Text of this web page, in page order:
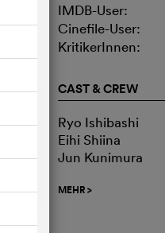
o
IMDB-User:
Cinefile-User:
KritikerInnen:
CAST & CREW
Ryo Ishibashi
Eihi Shiina
Jun Kunimura
MEHR>